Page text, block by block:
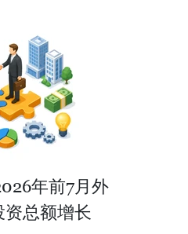
年前7月外
资总额增长